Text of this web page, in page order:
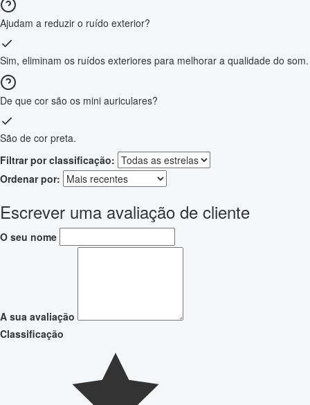
Ajudam a reduzir o ruído exterior?
Sim, eliminam os ruídos exteriores para melhorar a qualidade do som.
De que cor são os mini auriculares?
São de cor preta.
Filtrar por classificação:
Ordenar por:
Escrever uma avaliação de cliente
O seu nome
A sua avaliação
Classificação